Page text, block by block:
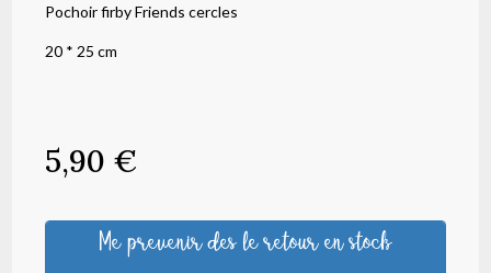
Pochoir firby Friends cercles
20 * 25 cm
5,90 €
Me prevenir des le retour en stock